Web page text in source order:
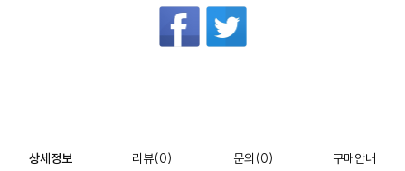
상세정보 리뷰(0) 문의 (0) 구매안내